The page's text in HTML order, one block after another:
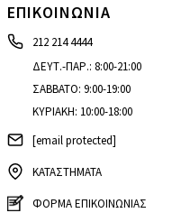
ΕΠΙΚΟΙΝΩΝΙΑ
212 214 4444
ΔΕΥΤ.-ΠΑΡ.: 8:00-21:00
ΣΑΒΒΑΤΟ: 9:00-19:00
ΚΥΡΙΑΚΗ: 10:00-18:00
[email protected]
ΚΑΤΑΣΤΗΜΑΤΑ
ΦΟΡΜΑ ΕΠΙΚΟΙΝΩΝΙΑΣ